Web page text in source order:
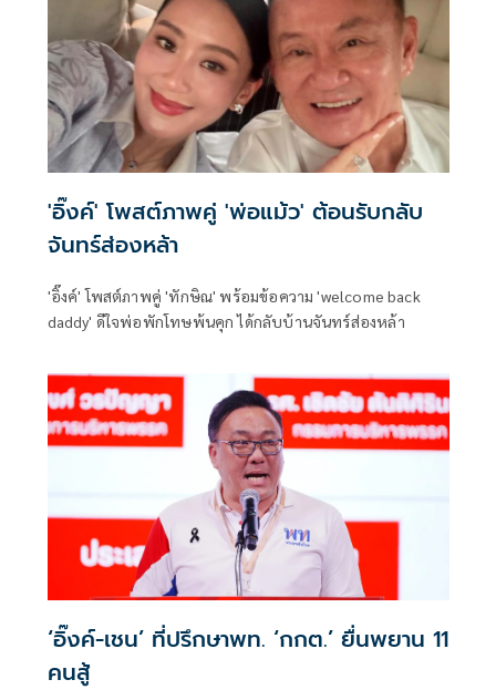
'อิ๊งค์' โพสต์ภาพคู่ 'พ่อแม้ว' ต้อนรับกลับ
จันทร์ส่องหล้า
'อิ๊งค์' โพสต์ภาพคู่ 'ทักษิณ' พร้อมข้อความ 'welcome back
daddy' ดีใจพ่อพักโทษพ้นคุก ได้กลับบ้านจันทร์ส่องหล้า
‘อิ๊งค์-เชน’ ที่ปรึกษาพท. ‘กกต.’ ยื่นพยาน 11
คนสู้